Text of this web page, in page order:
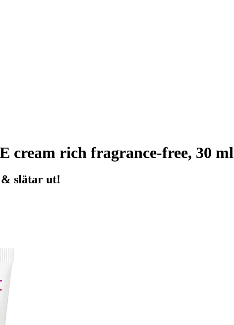
cream rich fragrance-free, 30 ml
slätar ut!